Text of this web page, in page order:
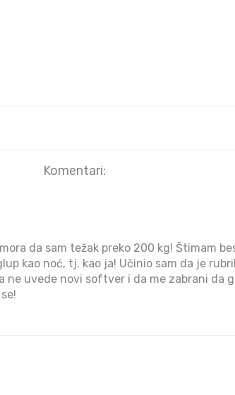
Komentari:
da sam težak preko 200 kg! Štimam
kao noć, tj. kao ja! Učinio sam da je
ne uvede novi softver i da me zabrani da